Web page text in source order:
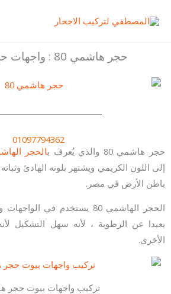
إلى
حجر هاشمي 80 : واجهات حجر هاشمي
01097794362
حجر هاشمي 80 والذي يُعرف ب
الحجر
إلى اللون الكريمي ويشتهر بلونه الهادئ
باطن الأرض في مصر.
الحجر الهاشمي 80 يستخدم في
بعيدا عن الرطوبة ، لأنه سهل التشكيل
الأخرى.
تركيب واجهات بيوت حجر